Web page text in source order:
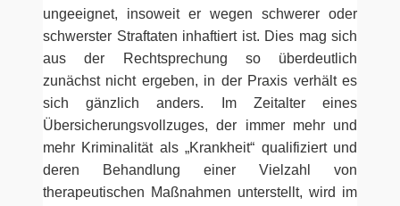
ungeeignet, insoweit er wegen schwerer oder
schwerster Straftaten inhaftiert ist. Dies mag sich
aus der Rechtsprechung so überdeutlich
zunächst nicht ergeben, in der Praxis verhält es
sich gänzlich anders. Im Zeitalter eines
Übersicherungsvollzuges, der immer mehr und
mehr Kriminalität als „Krankheit“ qualifiziert und
deren Behandlung einer Vielzahl von
therapeutischen Maßnahmen unterstellt, wird im